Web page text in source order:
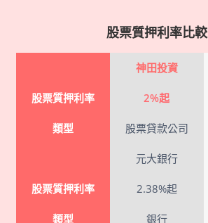
股票質押利率比較
神田投資
股票質押利率 2%起
類型 股票貸款公司
元大銀行
股票質押利率 2.38%起
類型 銀行